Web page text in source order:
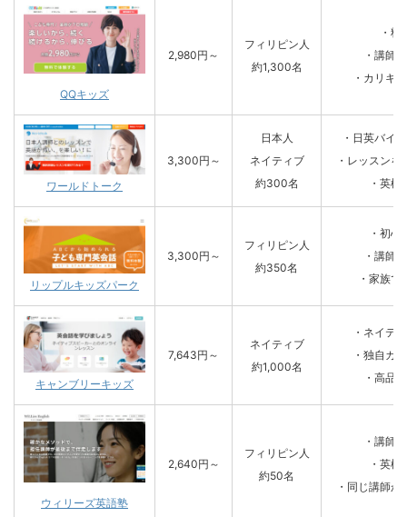
QQキッズ
2,980円～
フィリピン人
約1,300名
・料
・講師
・カリキ
ワールドトーク
3,300円～
日本人
ネイティブ
約300名
・日英バイ
・レッスン
・英検
リップルキッズパーク
3,300円～
フィリピン人
約350名
・初心
・講師
・家族
キャンブリーキッズ
7,643円～
ネイティブ
約1,000名
・ネイテ
・独自カ
・高品
ウィリーズ英語塾
2,640円～
フィリピン人
約50名
・講師
・英検
・同じ講師